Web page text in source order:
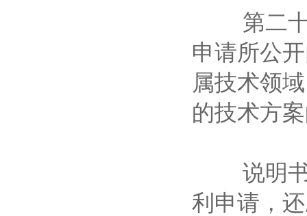
第二十
申请所公
属技术领
的技术方
说明书
利申请，